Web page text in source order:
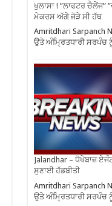
ਖੁਲਾਸਾ ! ”ਲਾਫਟਰ ਚੈਲੇਂਜ”
ਮੇਕਰਸ ਅੱਗੇ ਜੋੜੇ ਸੀ ਹੱਥ
Amritdhari Sarpanch
ਉਤੇ ਅੰਮ੍ਰਿਤਧਾਰੀ ਸਰਪੰਚ
Jalandhar – ਧੋਖੇਬਾਜ਼
ਸੁਣਾਈ ਹੱਡਬੀਤੀ
Amritdhari Sarpanch
ਉਤੇ ਅੰਮ੍ਰਿਤਧਾਰੀ ਸਰਪੰਚ